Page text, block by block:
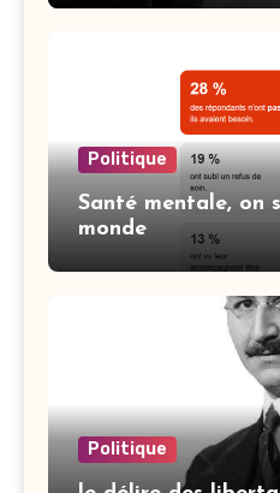
Politique
Santé mentale, on
monde
Politique